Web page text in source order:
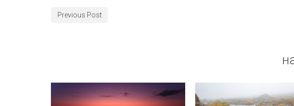
Previous Post